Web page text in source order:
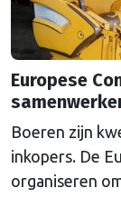
Europese
Boeren zijn
inkopers. De
organiseren